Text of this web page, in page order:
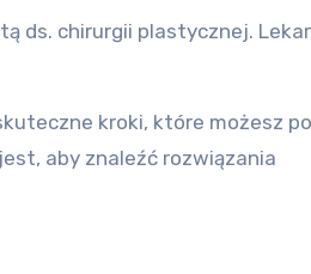
ds. chirurgii plastycznej.
kroki, które możesz
aby znaleźć rozwiązania